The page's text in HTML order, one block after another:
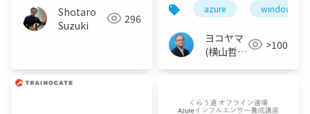
Shotaro
Suzuki
296
azure windows
ヨコヤマ
(横山哲
>100